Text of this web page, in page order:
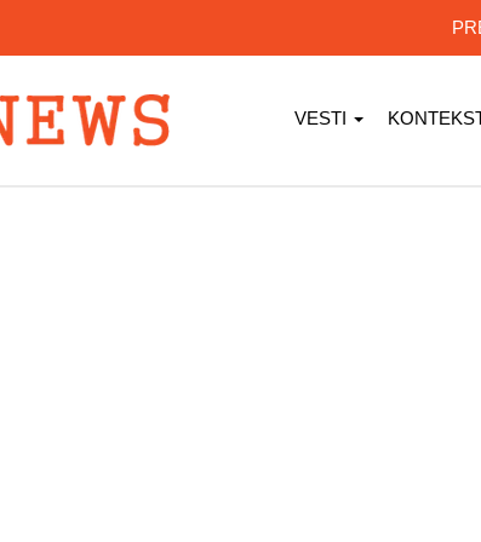
VESTI